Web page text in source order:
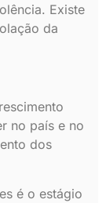
Existe
da
no país e no
dos
é o estágio